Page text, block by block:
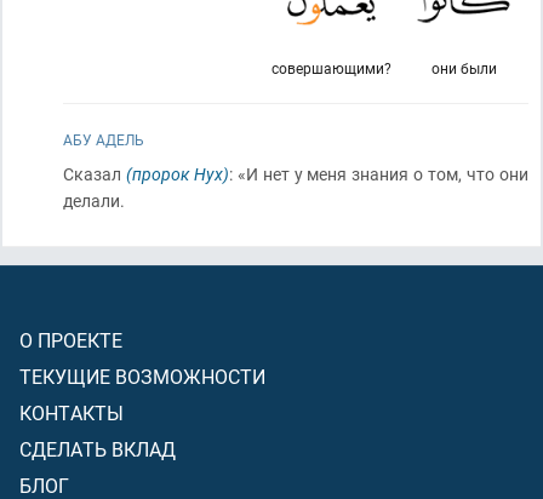
они были
совершающими?
АБУ АДЕЛЬ
Сказал (пророк Нух): «И нет у меня знания о том, что они
делали.
О ПРОЕКТЕ
ТЕКУЩИЕ ВОЗМОЖНОСТИ
КОНТАКТЫ
СДЕЛАТЬ ВКЛАД
БЛОГ